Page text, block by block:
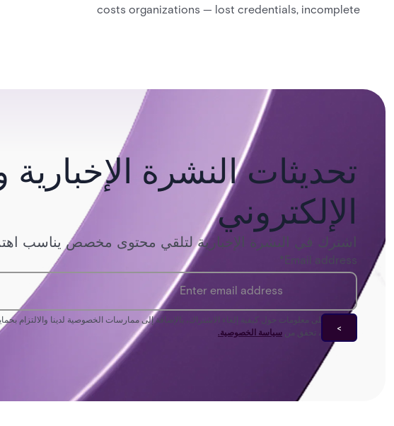
costs organizations — lost credentials, incomplete
تحديثات النشرة الإخبارية
الإلكتروني
اشترك في النشرة الإخبارية لتلقي محتوى مخصص يناسب
Email address
*
للحصول على معلومات حول كيفية إلغاء الاشتراك، بالإضافة إلى ممارسات الخصوصية لدينا والالتزام
خصوصيتك، تحقق من سياسة الخصوصية.